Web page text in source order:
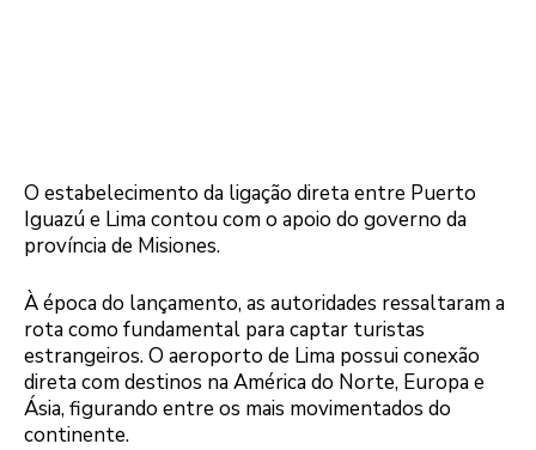
O estabelecimento da ligação direta entre Puerto
Iguazú e Lima contou com o apoio do governo da
província de Misiones.
À época do lançamento, as autoridades ressaltaram a
rota como fundamental para captar turistas
estrangeiros. O aeroporto de Lima possui conexão
direta com destinos na América do Norte, Europa e
Ásia, figurando entre os mais movimentados do
continente.